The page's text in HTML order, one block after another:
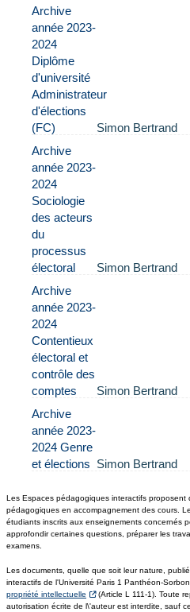
Archive
année 2023-
2024
Diplôme
d'université
Administrateur
d'élections
(FC)
Simon Bertrand
Archive
année 2023-
2024
Sociologie
des acteurs
du
processus
électoral
Simon Bertrand
Archive
année 2023-
2024
Contentieux
électoral et
contrôle des
comptes
Simon Bertrand
Archive
année 2023-
2024 Genre
et élections
Simon Bertrand
Les Espaces pédagogiques interactifs proposent
pédagogiques en accompagnement des cours.
étudiants inscrits aux enseignements concernés
approfondir certaines questions, préparer les
examens.
Les documents, quelle que soit leur nature,
interactifs de l'Université Paris 1 Panthéon-
propriété intellectuelle
(Article L 111-1). Toute
autorisation écrite de l\'auteur est interdite, sauf